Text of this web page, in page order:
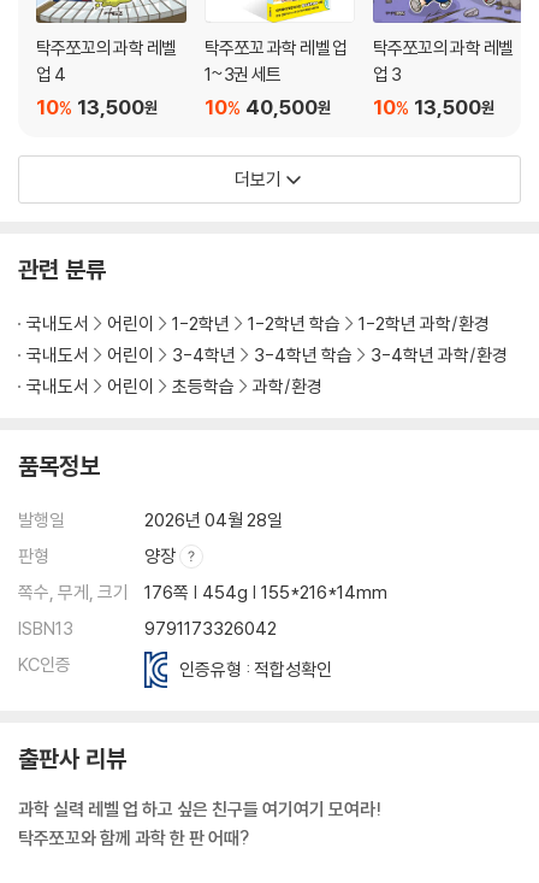
탁주쪼꼬의 과학 레벨
업 4
13,500원
10%
탁주쪼꼬 과학 레벨 업
1~3권 세트
40,500원
10%
탁주쪼꼬의 과학 레벨
업 3
13,500원
10%
더보기
관련 분류
국내도서 어린이 1-2학년 1-2학년 학습
1-2학년 과학/환경
국내도서
어린이 3-4학년 3-4학년 학습
3-4학년 과학/환경
국내도서
어린이 초등학습 과학/환경
품목정보
발행일
2026년 04월 28일
판형
양장
쪽수, 무게, 크기
176쪽 | 454g | 155*216*14mm
ISBN13
9791173326042
KC인증
인증유형 : 적합성확인
출판사 리뷰
과학 실력 레벨 업 하고 싶은 친구들 여기여기 모여라!
탁주쪼꼬와 함께 과학 한 판 어때?